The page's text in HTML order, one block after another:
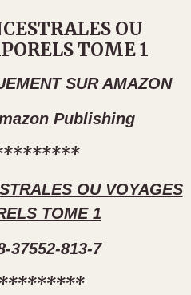
OU
TOME 1
SUR AMAZON
Publishing
OU VOYAGES
TOME 1
37552-813-7